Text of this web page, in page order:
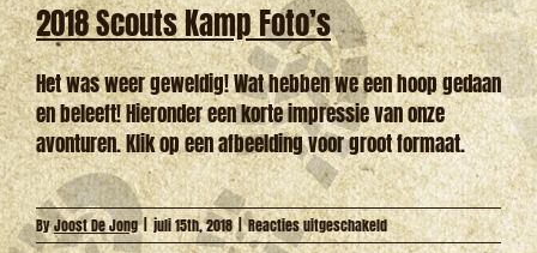
2018 Scouts Kamp Foto’s
Het was weer geweldig! Wat hebben we een hoop gedaan
en beleeft! Hieronder een korte impressie van onze
avonturen. Klik op een afbeelding voor groot formaat.
ByJoost De Jong juli 15th, 2018 | Reacties uitgeschakeldvoor
2018